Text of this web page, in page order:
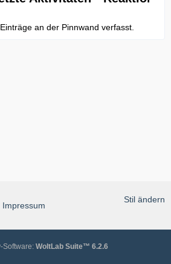
an der Pinnwand verfasst.
Stil ändern
Impressum
Software: WoltLab Suite™ 6.2.6